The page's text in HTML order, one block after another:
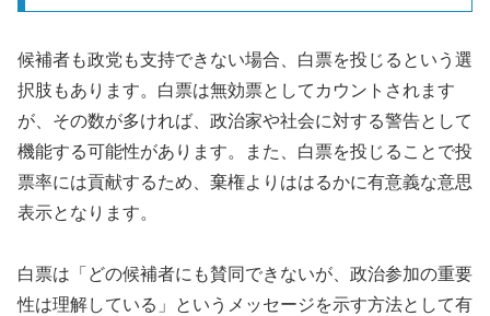
候補者も政党も支持できない場合、白票を投じるという選
択肢もあります。白票は無効票としてカウントされます
が、その数が多ければ、政治家や社会に対する警告として
機能する可能性があります。また、白票を投じることで投
票率には貢献するため、棄権よりははるかに有意義な意思
表示となります。
白票は「どの候補者にも賛同できないが、政治参加の重要
性は理解している」というメッセージを示す方法として有